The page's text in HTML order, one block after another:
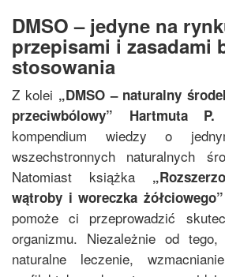
DMSO – jedyne na
przepisami i zasadami
stosowania
Z kolei „DMSO – naturalny
przeciwbólowy” Hartmuta
kompendium wiedzy o
wszechstronnych naturalnych
Natomiast książka „
wątroby i woreczka żółciowego
pomoże ci przeprowadzić
organizmu. Niezależnie od
naturalne leczenie,